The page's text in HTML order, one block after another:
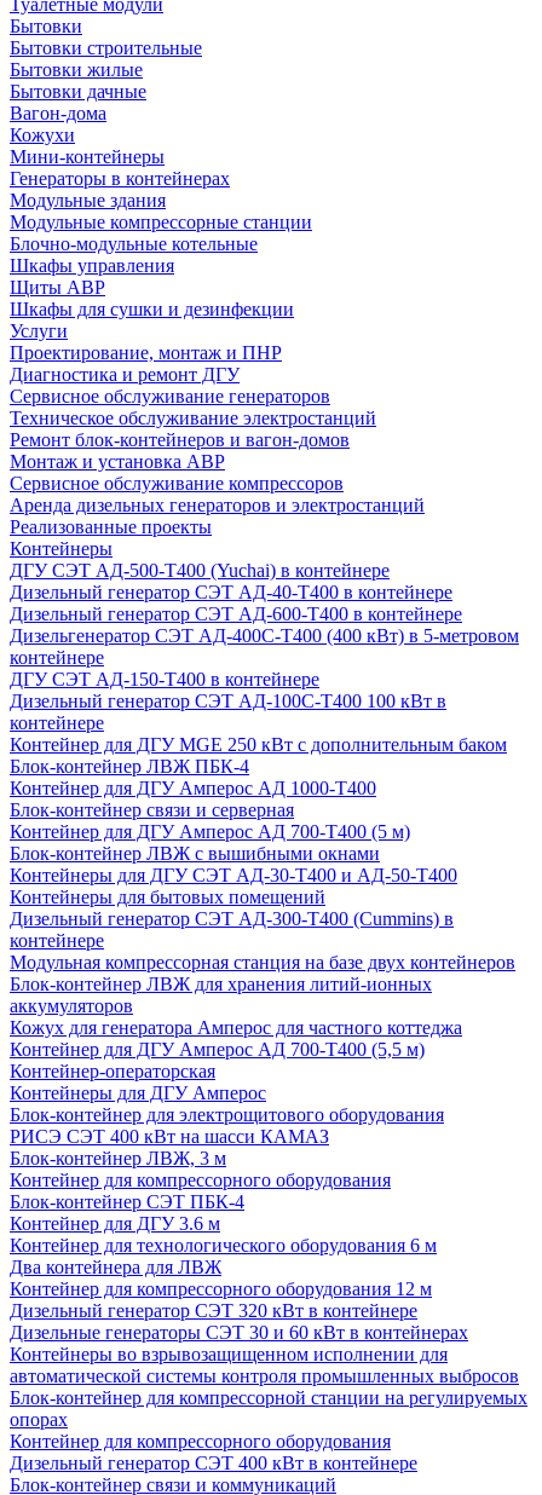
Туалетные модули
Бытовки
Бытовки строительные
Бытовки жилые
Бытовки дачные
Вагон-дома
Кожухи
Мини-контейнеры
Генераторы в контейнерах
Модульные здания
Модульные компрессорные станции
Блочно-модульные котельные
Шкафы управления
Щиты АВР
Шкафы для сушки и дезинфекции
Услуги
Проектирование, монтаж и ПНР
Диагностика и ремонт ДГУ
Сервисное обслуживание генераторов
Техническое обслуживание электростанций
Ремонт блок-контейнеров и вагон-домов
Монтаж и установка АВР
Сервисное обслуживание компрессоров
Аренда дизельных генераторов и электростанций
Реализованные проекты
Контейнеры
ДГУ СЭТ АД-500-Т400 (Yuchai) в контейнере
Дизельный генератор СЭТ АД-40-Т400 в контейнере
Дизельный генератор СЭТ АД-600-Т400 в контейнере
Дизельгенератор СЭТ АД-400С-Т400 (400 кВт) в 5-метровом
контейнере
ДГУ СЭТ АД-150-Т400 в контейнере
Дизельный генератор СЭТ АД-100С-Т400 100 кВт в
контейнере
Контейнер для ДГУ MGE 250 кВт с дополнительным баком
Блок-контейнер ЛВЖ ПБК-4
Контейнер для ДГУ Амперос АД 1000-Т400
Блок-контейнер связи и серверная
Контейнер для ДГУ Амперос АД 700-Т400 (5 м)
Блок-контейнер ЛВЖ с вышибными окнами
Контейнеры для ДГУ СЭТ АД-30-Т400 и АД-50-Т400
Контейнеры для бытовых помещений
Дизельный генератор СЭТ АД-300-Т400 (Cummins) в
контейнере
Модульная компрессорная станция на базе двух контейнеров
Блок-контейнер ЛВЖ для хранения литий-ионных
аккумуляторов
Кожух для генератора Амперос для частного коттеджа
Контейнер для ДГУ Амперос АД 700-Т400 (5,5 м)
Контейнер-операторская
Контейнеры для ДГУ Амперос
Блок-контейнер для электрощитового оборудования
РИСЭ СЭТ 400 кВт на шасси КАМАЗ
Блок-контейнер ЛВЖ, 3 м
Контейнер для компрессорного оборудования
Блок-контейнер СЭТ ПБК-4
Контейнер для ДГУ 3.6 м
Контейнер для технологического оборудования 6 м
Два контейнера для ЛВЖ
Контейнер для компрессорного оборудования 12 м
Дизельный генератор СЭТ 320 кВт в контейнере
Дизельные генераторы СЭТ 30 и 60 кВт в контейнерах
Контейнеры во взрывозащищенном исполнении для
автоматической системы контроля промышленных выбросов
Блок-контейнер для компрессорной станции на регулируемых
опорах
Контейнер для компрессорного оборудования
Дизельный генератор СЭТ 400 кВт в контейнере
Блок-контейнер связи и коммуникаций